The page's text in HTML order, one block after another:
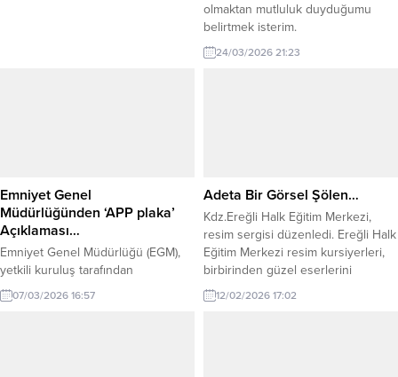
olmaktan mutluluk duyduğumu
belirtmek isterim.
24/03/2026 21:23
Emniyet Genel
Müdürlüğünden ‘APP plaka’
Açıklaması…
Emniyet Genel Müdürlüğü (EGM),
yetkili kuruluş tarafından
basılmayan, üzerinde resmi mühür
ve yönetmelikte belirtilen güvenlik
07/03/2026 16:57
Adeta Bir Görsel Şölen…
Kdz.Ereğli Halk Eğitim Merkezi,
resim sergisi düzenledi. Ereğli Halk
Eğitim Merkezi resim kursiyerleri,
birbirinden güzel eserlerini
sergilediler. Sergi açılışı yapıldıktan
sonra Halk Eğitim Merkezi
12/02/2026 17:02